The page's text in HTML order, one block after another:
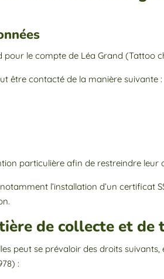
pour le compte de Léa Grand (Tattoo
être contacté de la manière suivante :
particulière afin de restreindre leur
l’installation d’un certificat
de collecte et de
peut se prévaloir des droits
: